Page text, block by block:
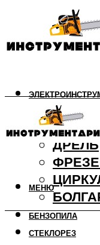
ДРЕЛЬ
БЕНЗОПИЛА
СТЕКЛОРЕЗ
МЕНЮ